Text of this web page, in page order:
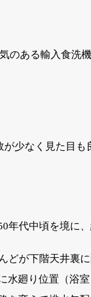
のある輸入食洗
少なく見た目も
年代中頃を境に
どが下階天井裏
水廻り位置（浴